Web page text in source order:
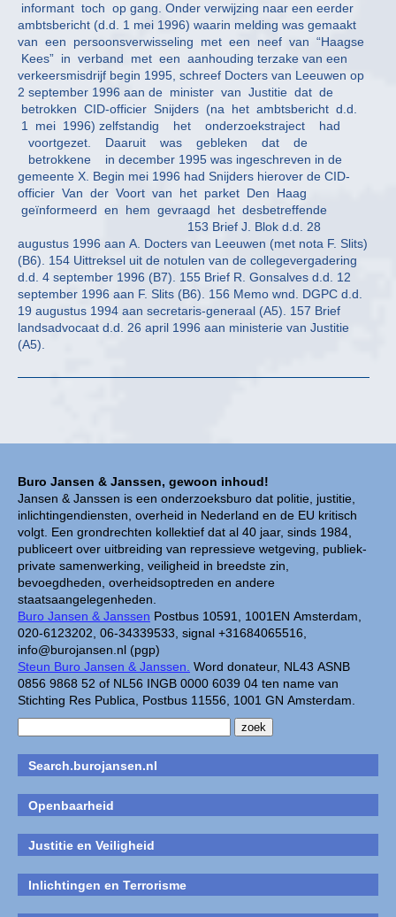
Buro Jansen & Janssen, gewoon inhoud!
Jansen & Janssen is een onderzoeksburo dat politie, justitie,
inlichtingendiensten, overheid in Nederland en de EU kritisch
volgt. Een grondrechten kollektief dat al 40 jaar, sinds 1984,
publiceert over uitbreiding van repressieve wetgeving, publiek-
private samenwerking, veiligheid in breedste zin,
bevoegdheden, overheidsoptreden en andere
staatsaangelegenheden.
Buro Jansen & Janssen Postbus 10591, 1001EN Amsterdam,
020-6123202, 06-34339533, signal +31684065516,
info@burojansen.nl (pgp)
Steun Buro Jansen & Janssen. Word donateur, NL43 ASNB
0856 9868 52 of NL56 INGB 0000 6039 04 ten name van
Stichting Res Publica, Postbus 11556, 1001 GN Amsterdam.
Search.burojansen.nl
Openbaarheid
Justitie en Veiligheid
Inlichtingen en Terrorisme
informant toch op gang. Onder verwijzing naar een eerder
ambtsbericht (d.d. 1 mei 1996) waarin melding was gemaakt
van een persoonsverwisseling met een neef van “Haagse
Kees” in verband met een aanhouding terzake van een
verkeersmisdrijf begin 1995, schreef Docters van Leeuwen op
2 september 1996 aan de minister van Justitie dat de
betrokken CID-officier Snijders (na het ambtsbericht d.d.
1 mei 1996) zelfstandig het onderzoekstraject had
voortgezet. Daaruit was gebleken dat de
betrokkene in december 1995 was ingeschreven in de
gemeente X. Begin mei 1996 had Snijders hierover de CID-
officier Van der Voort van het parket Den Haag
geïnformeerd en hem gevraagd het desbetreffende
153 Brief J. Blok d.d. 28
augustus 1996 aan A. Docters van Leeuwen (met nota F. Slits)
(B6). 154 Uittreksel uit de notulen van de collegevergadering
d.d. 4 september 1996 (B7). 155 Brief R. Gonsalves d.d. 12
september 1996 aan F. Slits (B6). 156 Memo wnd. DGPC d.d.
19 augustus 1994 aan secretaris-generaal (A5). 157 Brief
landsadvocaat d.d. 26 april 1996 aan ministerie van Justitie
(A5).